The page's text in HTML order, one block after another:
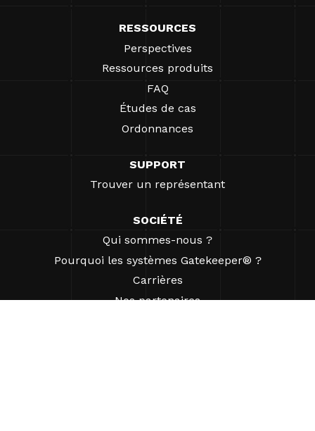
RESSOURCES
Perspectives
Ressources produits
FAQ
Études de cas
Ordonnances
SUPPORT
Trouver un représentant
SOCIÉTÉ
Qui sommes-nous ?
Pourquoi les systèmes Gatekeeper® ?
Carrières
Nos partenaires